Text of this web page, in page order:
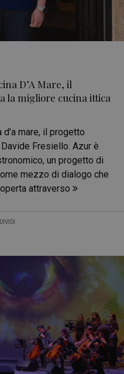
D’A Mare, il
la migliore cucina ittica
mare, il progetto
Fresiello. Azur è
un progetto di
mezzo di dialogo che
attraverso